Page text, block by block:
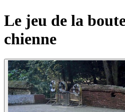
Le jeu de la
chienne